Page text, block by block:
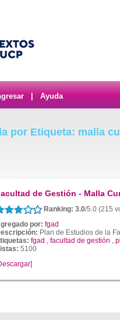
Ayuda
por Etiqueta: malla
de Gestión - Malla
Ranking: 3.0/5.0 (215
por: fgad
Plan de Estudios de la
fgad , facultad de gestión ,
5100